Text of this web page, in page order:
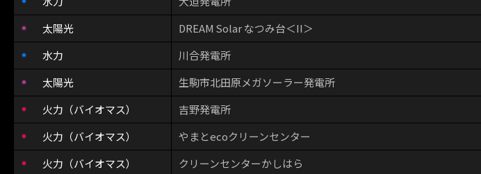
太陽光
DREAM Solar なつみ台＜II＞
水力
川合発電所
太陽光
生駒市北田原メガソーラー発電所
火力（バイオマス）
吉野発電所
火力（バイオマス）
やまとecoクリーンセンター
火力（バイオマス）
クリーンセンターかしはら